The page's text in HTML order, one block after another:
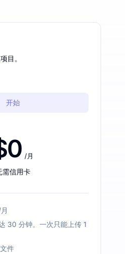
目。
开始
/月
需信用卡
30 分钟。一次只能上传 1
件